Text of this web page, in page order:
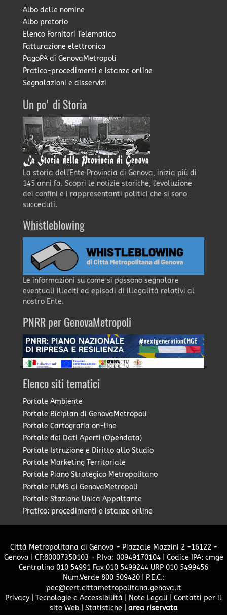
Albo delle nomine
Albo pretorio
Elenco Fornitori Telematico
Fatturazione elettronica
PagoPA di GenovaMetropoli
Pratico-procedimenti e istanze online
Segnalazioni e disservizi
Un po' di Storia
La storia dell'Ente Provincia di Genova, inizia più di
145 anni fa. Scopri le notizie storiche, l'evoluzione
dei confini e i rappresentanti politici che si sono
succeduti.
Whistleblowing
Le informazioni su come si possono segnalare
eventuali illeciti ed episodi di illegalità relativi al
nostro Ente.
PNRR per GenovaMetropoli
Elenco siti tematici
Portale Ambiente
Portale Biciplan di GenovaMetropoli
Portale Cartografia on-line
Portale dei Dati Aperti (Opendata)
Portale Istruzione e Diritto allo Studio
Portale Marketing Territoriale
Portale Piano Strategico Metropolitano
Portale PUMS di GenovaMetropoli
Portale Stazione Unica Appaltante
Pratico: procedimenti e istanze online
Città Metropolitana di Genova - Piazzale Mazzini 2 -16122 -
Genova | CF:80007350103 - P.Iva: 00949170104 | Codice IPA: cmge
Centralino 010 54991 Fax 010 5499244 URP 010 5499456
Num.Verde 800 509420 | P.E.C.:
pec@cert.cittametropolitana.genova.it
Privacy
Tecnologie e Accessibilità Note Legali
Contatti per il
sito Web| Statistiche area riservata